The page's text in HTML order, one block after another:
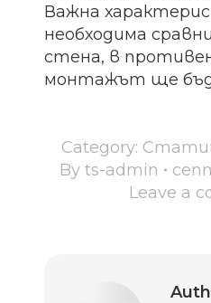
Важна
необходима
стена, в
монтажът ще
Category:
By ts-admin
Leave a